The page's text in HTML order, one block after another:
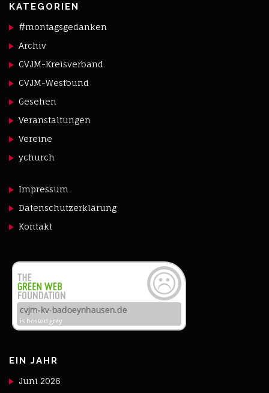
KATEGORIEN
#montagsgedanken
Archiv
CVJM-Kreisverband
CVJM-Westbund
Gesehen
Veranstaltungen
Vereine
ychurch
Impressum
Datenschutzerklärung
Kontakt
EIN JAHR
Juni 2026